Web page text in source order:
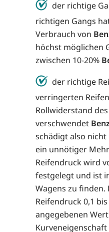
der richtige
richtigen Gangs
Verbrauch von
höchst möglichen
zwischen 10-20%
der richtige
verringerten
Rollwiderstand
verschwendet
schädigt also
ein unnötiger
Reifendruck wird
festgelegt und ist
Wagens zu finden.
Reifendruck 0,1
angegebenen